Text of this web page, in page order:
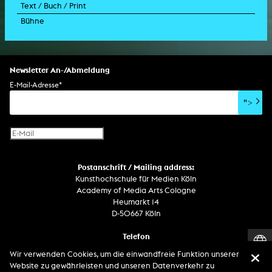
Musikvideo
Drehbuch
Setdesign
Soundtrack
Konzert
Ausstellung
Rauminstallation
Lichtinstallation
Kunst am Bau
Holografieinstallation
Holografieskulptur
Konzert
Klanginstallation
Album
Soundeffekte
Interaktive Kunst
Generative Kunst
Computerspiel
Benutzerinterface
Virtual Reality
Internet-Fernsehen
Computergrafik
Computerinstallation
Text / Buch / Print
Dissertation
Drehbuch
Buchprojekt
Text
Bühne
Newsletter An-/Abmeldung
E-Mail-Adresse*
">
Postanschrift / Mailing address:
Kunsthochschule für Medien Köln
Academy of Media Arts Cologne
Heumarkt 14
D-50667 Köln
Telefon
Wachdienst / Security guard +49 151 186 863 40 (19 Uhr bis 6 Uhr)
Wir verwenden Cookies, um die einwandfreie Funktion unserer
Website zu gewährleisten und unseren Datenverkehr zu